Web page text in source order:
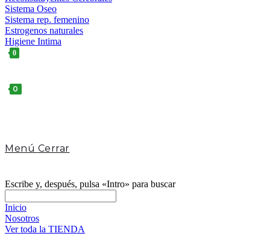
Sistema Oseo
Sistema rep. femenino
Estrogenos naturales
Higiene Intima
0
search
0
Menú Cerrar
Escribe y, después, pulsa «Intro» para buscar
Inicio
Nosotros
Ver toda la TIENDA